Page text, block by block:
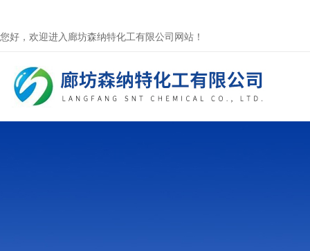
您好，欢迎进入廊坊森纳特化工有限公司网站！